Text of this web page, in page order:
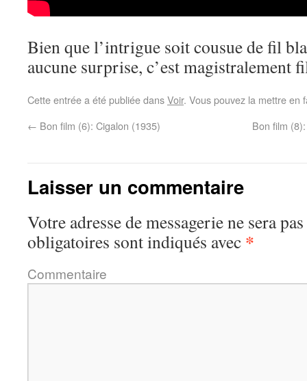
Bien que l’intrigue soit cousue de fil
aucune surprise, c’est
Cette entrée a été publiée dansVoir. Vous pouvez la mettre en
← Bon film (6): Cigalon (1935) Bon film
Laisser un commentaire
Votre adresse de messagerie ne sera
obligatoires sont indiqués avec *
Commentaire